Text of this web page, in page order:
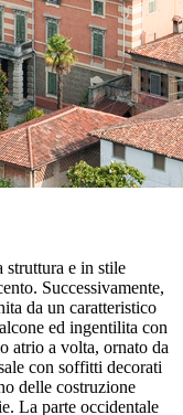
struttura e in stile
Successivamente,
da un caratteristico
ed ingentilita con
atrio a volta, ornato da
con soffitti decorati
delle costruzione
La parte occidentale